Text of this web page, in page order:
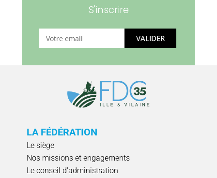
S'inscrire
VALIDER
LA FÉDÉRATION
Le siège
Nos missions et engagements
Le conseil d'administration